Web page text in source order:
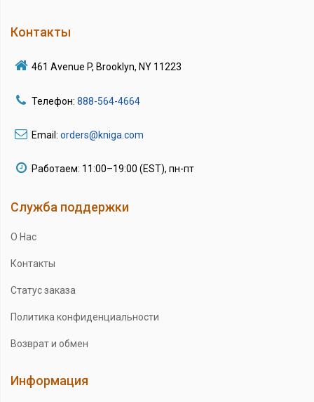
Контакты
461 Avenue P, Brooklyn, NY 11223
Телефон: 888-564-4664
Email: orders@kniga.com
Работаем: 11:00–19:00 (EST), пн-пт
Служба поддержки
О Нас
Контакты
Статус заказа
Политика конфиденциальности
Возврат и обмен
Информация